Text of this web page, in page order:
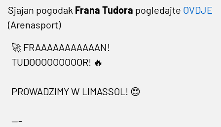
Sjajan pogodak Frana Tudora pogledajte OVDJE
(Arenasport)
🚀 FRAAAAAAAAAAAN!
TUDOOOOOOOOOR! 🔥
PROWADZIMY W LIMASSOL! 😍
---